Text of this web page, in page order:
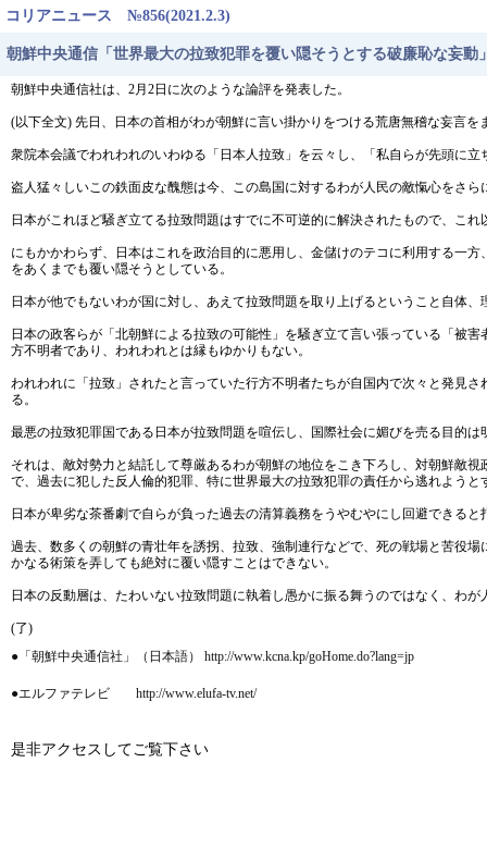
コリアニュース №856(2021.2.3)
朝鮮中央通信「世界最大の拉致犯罪を覆い隠そうとする破廉恥な妄動
朝鮮中央通信社は、2月2日に次のような論評を発表した。
(以下全文) 先日、日本の首相がわが朝鮮に言い掛かりをつける荒唐無稽な妄言を
衆院本会議でわれわれのいわゆる「日本人拉致」を云々し、「私自らが先頭に
盗人猛々しいこの鉄面皮な醜態は今、この島国に対するわが人民の敵愾心をさら
日本がこれほど騒ぎ立てる拉致問題はすでに不可逆的に解決されたもので、こ
にもかかわらず、日本はこれを政治目的に悪用し、金儲けのテコに利用する一
をあくまでも覆い隠そうとしている。
日本が他でもないわが国に対し、あえて拉致問題を取り上げるということ自体
日本の政客らが「北朝鮮による拉致の可能性」を騒ぎ立て言い張っている「被
方不明者であり、われわれとは縁もゆかりもない。
われわれに「拉致」されたと言っていた行方不明者たちが自国内で次々と発見
る。
最悪の拉致犯罪国である日本が拉致問題を喧伝し、国際社会に媚びを売る目的は
それは、敵対勢力と結託して尊厳あるわが朝鮮の地位をこき下ろし、対朝鮮敵
で、過去に犯した反人倫的犯罪、特に世界最大の拉致犯罪の責任から逃れようと
日本が卑劣な茶番劇で自らが負った過去の清算義務をうやむやにし回避できる
過去、数多くの朝鮮の青壮年を誘拐、拉致、強制連行などで、死の戦場と苦役
かなる術策を弄しても絶対に覆い隠すことはできない。
日本の反動層は、たわいない拉致問題に執着し愚かに振る舞うのではなく、わ
(了)
●「朝鮮中央通信社」（日本語） http://www.kcna.kp/goHome.do?lang=jp
●エルファテレビ http://www.elufa-tv.net/
是非アクセスしてご覧下さい